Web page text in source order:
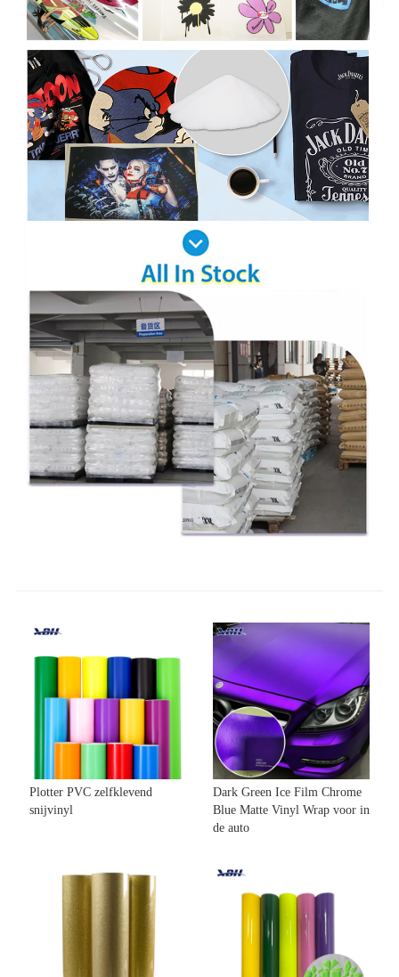
Plotter PVC zelfklevend
snijvinyl
Dark Green Ice Film Chrome
Blue Matte Vinyl Wrap voor in
de auto